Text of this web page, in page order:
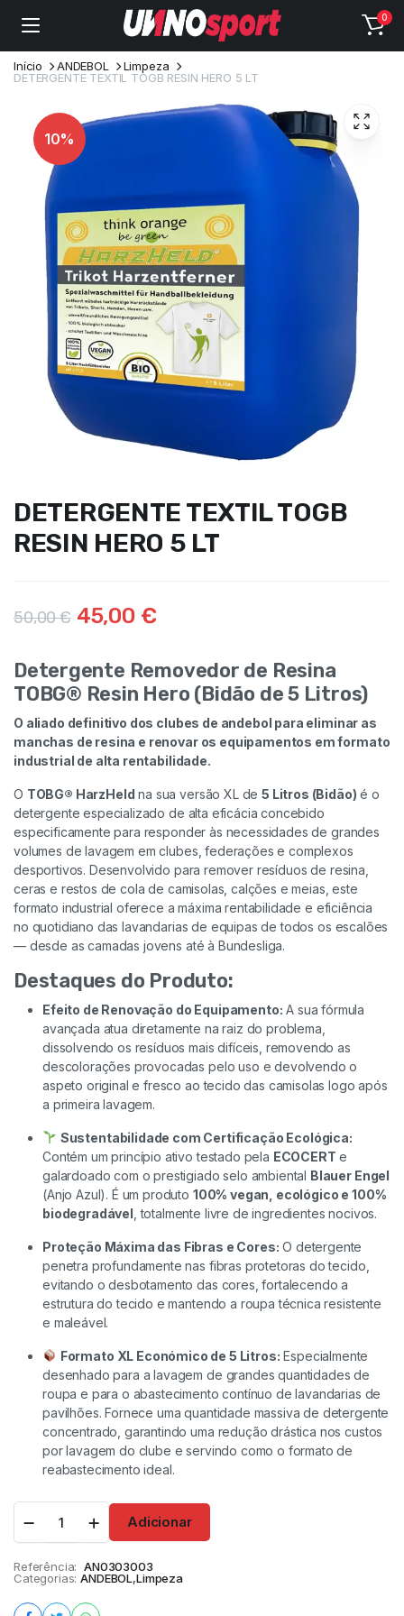
0
Início ANDEBOL
Limpeza
DETERGENTE TEXTIL TOGB RESIN HERO 5 LT
10%
DETERGENTE TEXTIL TOGB
RESIN HERO 5 LT
50,00€ 45,00 €
Detergente Removedor de Resina
TOBG® Resin Hero (Bidão de 5 Litros)
O aliado definitivo dos clubes de andebol para eliminar as
manchas de resina e renovar os equipamentos em formato
industrial de alta rentabilidade.
O TOBG® HarzHeld na sua versão XL de5 Litros (Bidão) é o
detergente especializado de alta eficácia concebido
especificamente para responder às necessidades de grandes
volumes de lavagem em clubes, federações e complexos
desportivos. Desenvolvido para remover resíduos de resina,
ceras e restos de cola de camisolas, calções e meias, este
formato industrial oferece a máxima rentabilidade e eficiência
no quotidiano das lavandarias de equipas de todos os escalões
— desde as camadas jovens até à Bundesliga.
Destaques do Produto:
Efeito de Renovação do Equipamento: A sua fórmula
avançada atua diretamente na raiz do problema,
dissolvendo os resíduos mais difíceis, removendo as
descolorações provocadas pelo uso e devolvendo o
aspeto original e fresco ao tecido das camisolas logo após
a primeira lavagem.
Sustentabilidade com Certificação Ecológica:
Contém um princípio ativo testado pela ECOCERT e
galardoado com o prestigiado selo ambiental Blauer Engel
(Anjo Azul). É um produto 100% vegan, ecológico e 100%
biodegradável , totalmente livre de ingredientes nocivos.
Proteção Máxima das Fibras e Cores: O detergente
penetra profundamente nas fibras protetoras do tecido,
evitando o desbotamento das cores, fortalecendo a
estrutura do tecido e mantendo a roupa técnica resistente
e maleável.
Formato XL Económico de 5 Litros: Especialmente
desenhado para a lavagem de grandes quantidades de
roupa e para o abastecimento contínuo de lavandarias de
pavilhões. Fornece uma quantidade massiva de detergente
concentrado, garantindo uma redução drástica nos custos
por lavagem do clube e servindo como o formato de
reabastecimento ideal.
Adicionar
Referência: AN0303003
Categorias: ANDEBOL,Limpeza